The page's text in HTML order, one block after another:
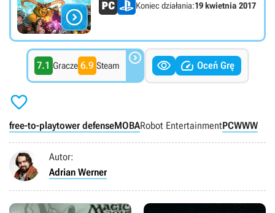
 Koniec działania:19 kwietnia 2017
7.1 Gracze 6.9 Steam    Oceń Grę

free-to-playtower defenseMOBARobot EntertainmentPCWWW
Autor:
Adrian Werner